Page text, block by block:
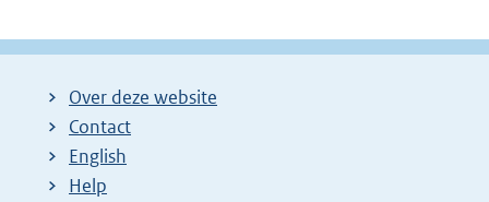
Over deze website
Contact
English
Help